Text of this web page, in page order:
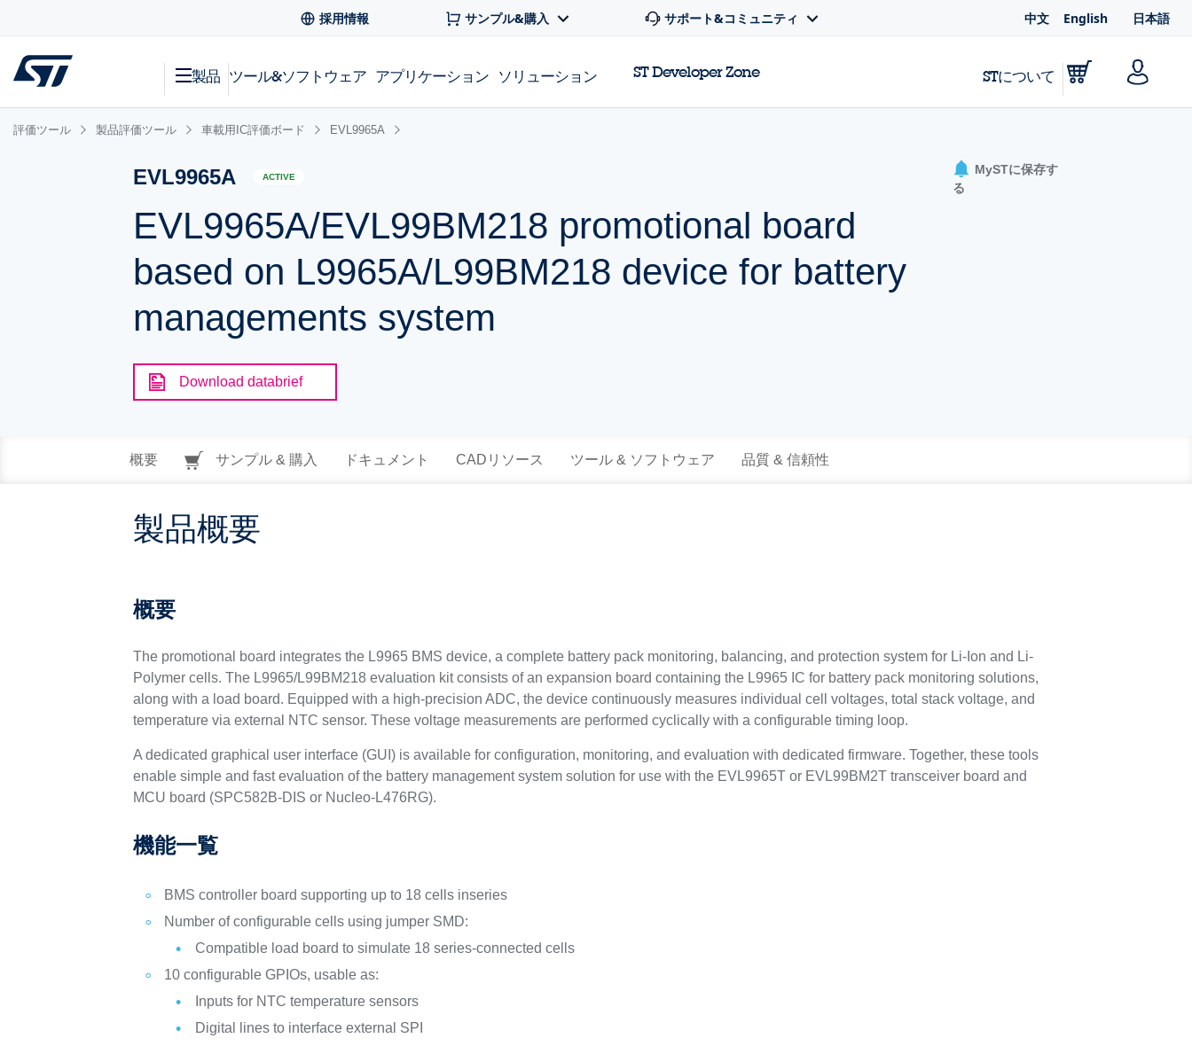
採用情報 サンプル&購入 サポート&コミュニティ 中文 English 日本語
製品 ツール&ソフトウェア アプリケーション ソリューション ST Developer Zone STについて
評価ツール 製品評価ツール 車載用IC評価ボード EVL9965A
EVL9965A ACTIVE
EVL9965A/EVL99BM218 promotional board
based on L9965A/L99BM218 device for battery
managements system
MySTに保存す
る
Download databrief
概要 サンプル & 購入 ドキュメント CADリソース ツール & ソフトウェア 品質 & 信頼性
製品概要
概要
The promotional board integrates the L9965 BMS device, a complete battery pack monitoring, balancing, and protection system for Li-Ion and Li-
Polymer cells. The L9965/L99BM218 evaluation kit consists of an expansion board containing the L9965 IC for battery pack monitoring solutions,
along with a load board. Equipped with a high-precision ADC, the device continuously measures individual cell voltages, total stack voltage, and
temperature via external NTC sensor. These voltage measurements are performed cyclically with a configurable timing loop.
A dedicated graphical user interface (GUI) is available for configuration, monitoring, and evaluation with dedicated firmware. Together, these tools
enable simple and fast evaluation of the battery management system solution for use with the EVL9965T or EVL99BM2T transceiver board and
MCU board (SPC582B-DIS or Nucleo-L476RG).
機能一覧
BMS controller board supporting up to 18 cells inseries
Number of configurable cells using jumper SMD:
Compatible load board to simulate 18 series-connected cells
10 configurable GPIOs, usable as:
Inputs for NTC temperature sensors
Digital lines to interface external SPI